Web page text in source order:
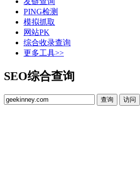
PING检测
模拟抓取
网站PK
综合收录查询
更多工具>>
SEO综合查询